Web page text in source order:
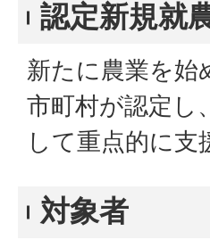
認定新規就
新たに農業を始
市町村が認定し
して重点的に
対象者